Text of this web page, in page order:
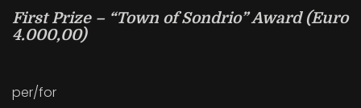
First Prize – “Town of Sondrio” Award (Euro
4.000,00)
per/for